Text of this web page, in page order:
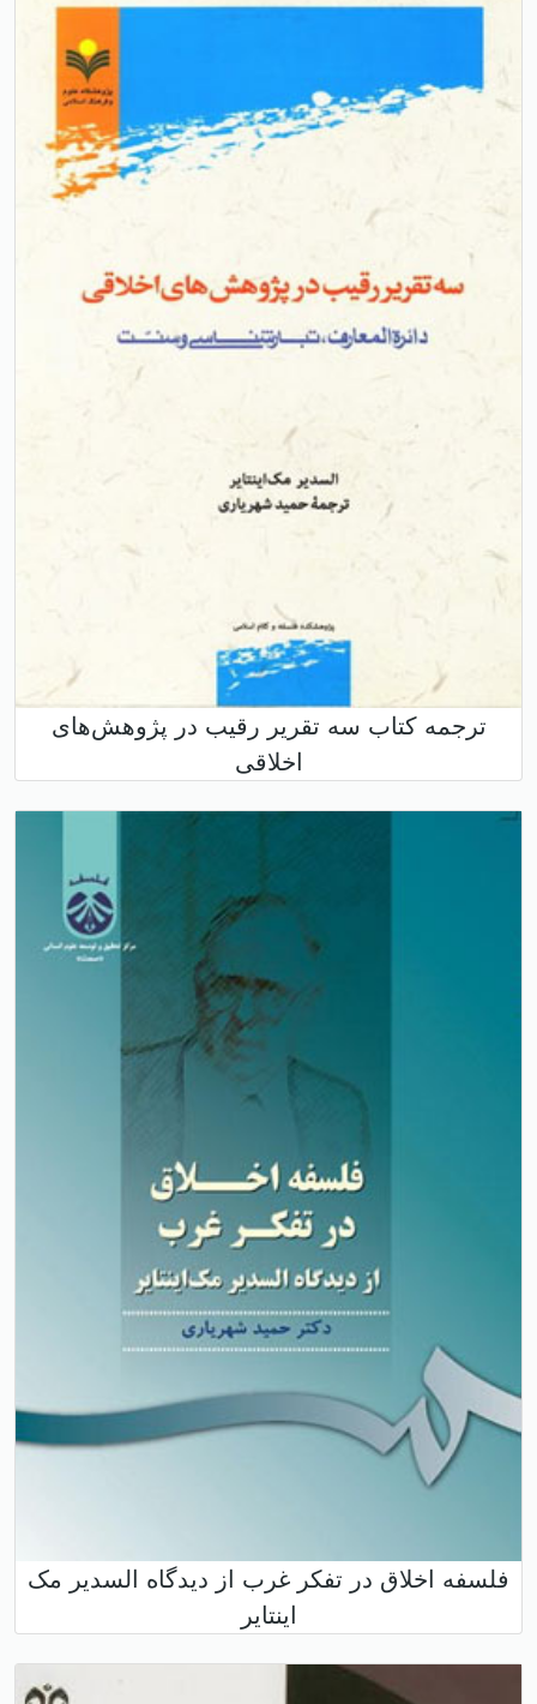
ترجمه کتاب سه تقریر رقیب در پژوهش‌های
اخلاقی
فلسفه اخلاق در تفکر غرب از دیدگاه السدیر مک
اینتایر